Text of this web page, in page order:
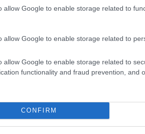
allow Google to enable storage related to
allow Google to enable storage related to
allow Google to enable storage related to
functionality and fraud prevention, and
CONFIRM